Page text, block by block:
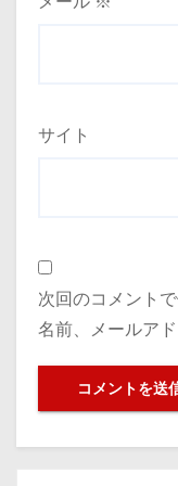
サイト
次回のコメント
名前、メールア